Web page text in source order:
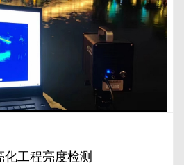
工程亮度检测